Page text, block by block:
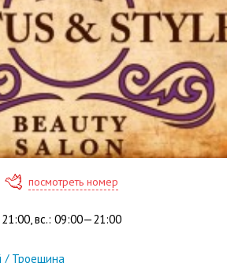
(096) 315-69-44
посмотреть номер
вс.: 09:00—21:00
/ Троещина